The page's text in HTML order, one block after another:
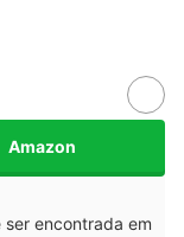
Amazon
encontrada em